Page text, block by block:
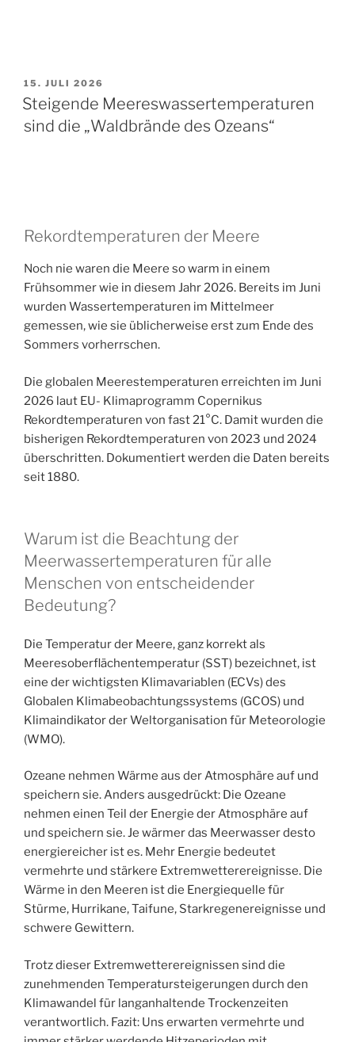
VERÖFFENTLICHT
AM
15. JULI 2026
Steigende Meereswassertemperaturen
sind die „Waldbrände des Ozeans“
Rekordtemperaturen der Meere
Noch nie waren die Meere so warm in einem
Frühsommer wie in diesem Jahr 2026. Bereits im Juni
wurden Wassertemperaturen im Mittelmeer
gemessen, wie sie üblicherweise erst zum Ende des
Sommers vorherrschen.
Die globalen Meerestemperaturen erreichten im Juni
2026 laut EU- Klimaprogramm Copernikus
Rekordtemperaturen von fast 21°C. Damit wurden die
bisherigen Rekordtemperaturen von 2023 und 2024
überschritten. Dokumentiert werden die Daten bereits
seit 1880.
Warum ist die Beachtung der
Meerwassertemperaturen für alle
Menschen von entscheidender
Bedeutung?
Die Temperatur der Meere, ganz korrekt als
Meeresoberflächentemperatur (SST) bezeichnet, ist
eine der wichtigsten Klimavariablen (ECVs) des
Globalen Klimabeobachtungssystems (GCOS) und
Klimaindikator der Weltorganisation für Meteorologie
(WMO).
Ozeane nehmen Wärme aus der Atmosphäre auf und
speichern sie. Anders ausgedrückt: Die Ozeane
nehmen einen Teil der Energie der Atmosphäre auf
und speichern sie. Je wärmer das Meerwasser desto
energiereicher ist es. Mehr Energie bedeutet
vermehrte und stärkere Extremwetterereignisse. Die
Wärme in den Meeren ist die Energiequelle für
Stürme, Hurrikane, Taifune, Starkregenereignisse und
schwere Gewittern.
Trotz dieser Extremwetterereignissen sind die
zunehmenden Temperatursteigerungen durch den
Klimawandel für langanhaltende Trockenzeiten
verantwortlich. Fazit: Uns erwarten vermehrte und